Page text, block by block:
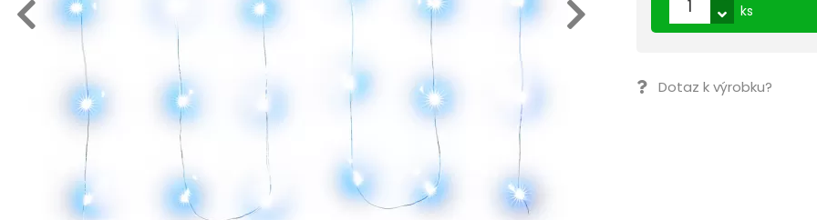
ks
Dotaz k výrobku?